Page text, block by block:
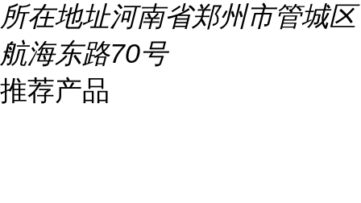
所在地址河南省郑州市管城区
航海东路70号
推荐产品